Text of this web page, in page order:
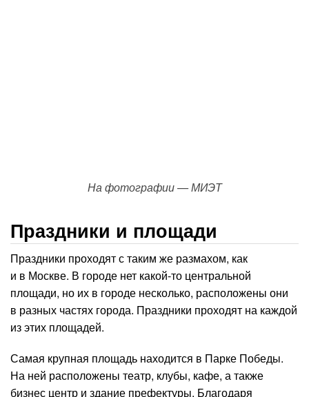
На фотографии — МИЭТ
Праздники и площади
Праздники проходят с таким же размахом, как
и в Москве. В городе нет какой-то центральной
площади, но их в городе несколько, расположены они
в разных частях города. Праздники проходят на каждой
из этих площадей.
Самая крупная площадь находится в Парке Победы.
На ней расположены театр, клубы, кафе, а также
бизнес центр и здание префектуры. Благодаря